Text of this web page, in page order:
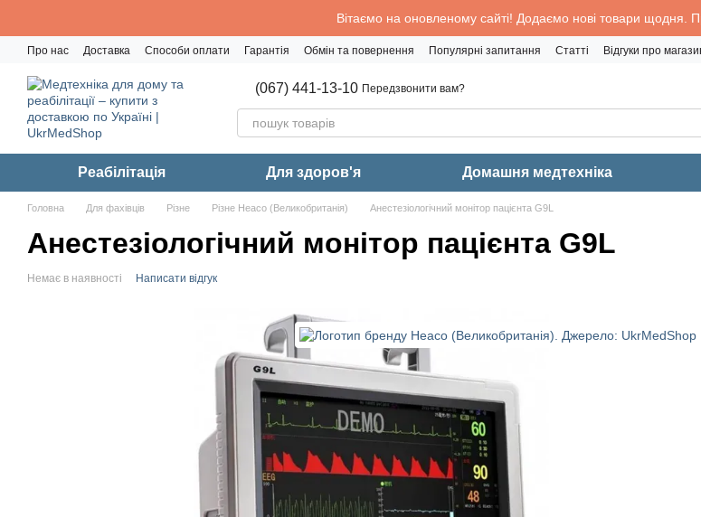
Вітаємо на оновленому сайті! Додаємо нові товари щодня.
Про нас Доставка Способи оплати Гарантія Обмін та повернення Популярні запитання Статті Відгуки про
(067) 441-13-10 Передзвонити вам?
Реабiлiтацiя Для здоров'я Домашня медтехніка
Головна Для фахівців Різне Різне Heaco (Великобританія) Анестезіологічний монітор пацієнта G9L
Анестезіологічний монітор пацієнта G9L
Немає в наявності Написати відгук